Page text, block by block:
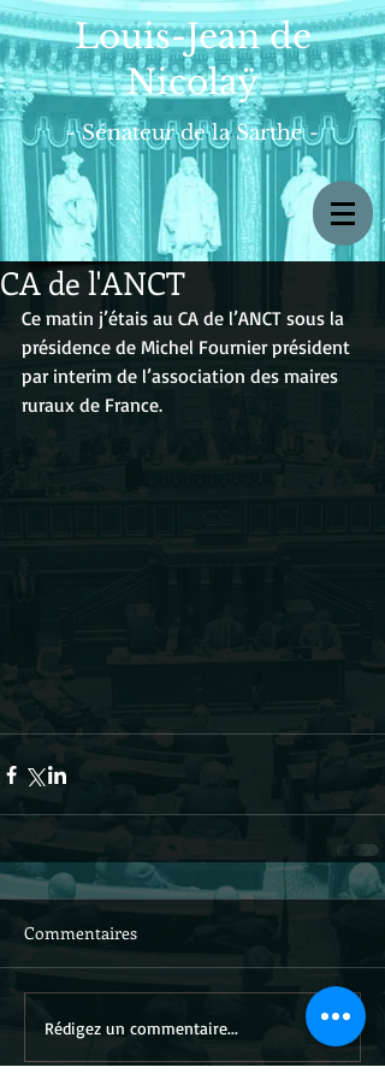
Louis-Jean de
Nicolaÿ
- Sénateur de la Sarthe -
CA de l'ANCT
Ce matin j’étais au CA de l’ANCT sous la
présidence de Michel Fournier président
par interim de l’association des maires
ruraux de France.
Commentaires
Rédigez un commentaire...